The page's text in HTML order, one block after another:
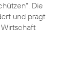
Die
und prägt